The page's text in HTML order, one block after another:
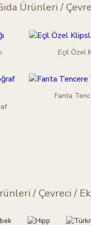
Ürünleri /
Eçil Özel
Fanta
/ Çevreci /